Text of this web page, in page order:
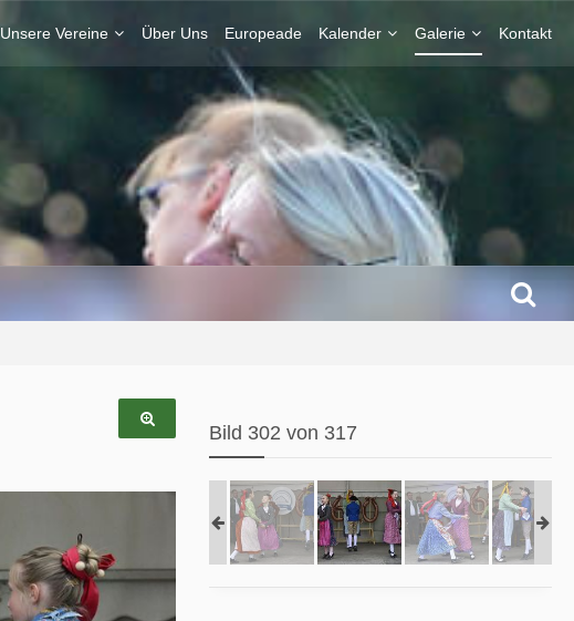
Unsere Vereine Über Uns Europeade Kalender Galerie Kontakt
Bild 302 von 317